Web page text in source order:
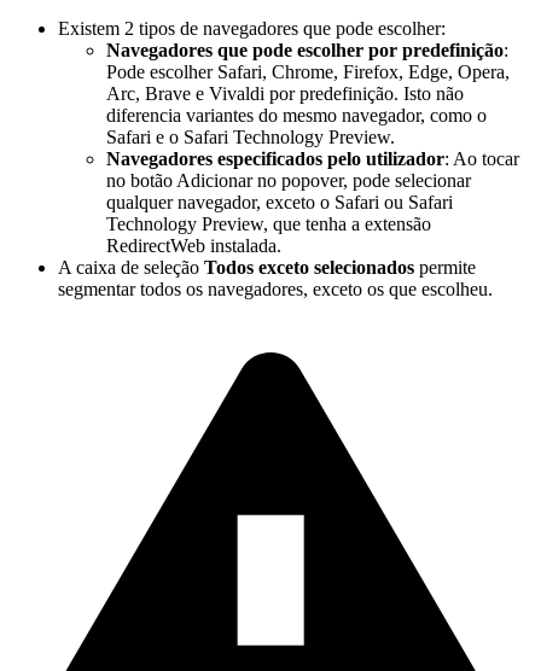
Existem 2 tipos de navegadores que pode escolher:
Navegadores que pode escolher por predefinição:
Pode escolher Safari, Chrome, Firefox, Edge, Opera,
Arc, Brave e Vivaldi por predefinição. Isto não
diferencia variantes do mesmo navegador, como o
Safari e o Safari Technology Preview.
Navegadores especificados pelo utilizador: Ao tocar
no botão Adicionar no popover, pode selecionar
qualquer navegador, exceto o Safari ou Safari
Technology Preview, que tenha a extensão
RedirectWeb instalada.
A caixa de seleção Todos exceto selecionados permite
segmentar todos os navegadores, exceto os que escolheu.